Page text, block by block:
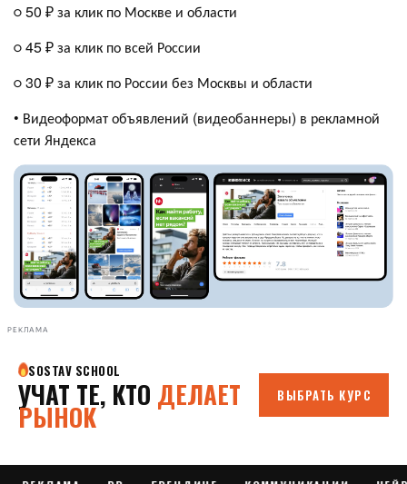
○ 50 ₽ за клик по Москве и области
○ 45 ₽ за клик по всей России
○ 30 ₽ за клик по России без Москвы и области
• Видеоформат объявлений (видеобаннеры) в рекламной
сети Яндекса
РЕКЛАМА